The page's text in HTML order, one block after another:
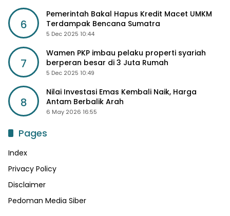
6
Pemerintah Bakal Hapus Kredit Macet UMKM
Terdampak Bencana Sumatra
5 Dec 2025 10:44
7
Wamen PKP imbau pelaku properti syariah
berperan besar di 3 Juta Rumah
5 Dec 2025 10:49
8
Nilai Investasi Emas Kembali Naik, Harga
Antam Berbalik Arah
6 May 2026 16:55
Pages
Index
Privacy Policy
Disclaimer
Pedoman Media Siber